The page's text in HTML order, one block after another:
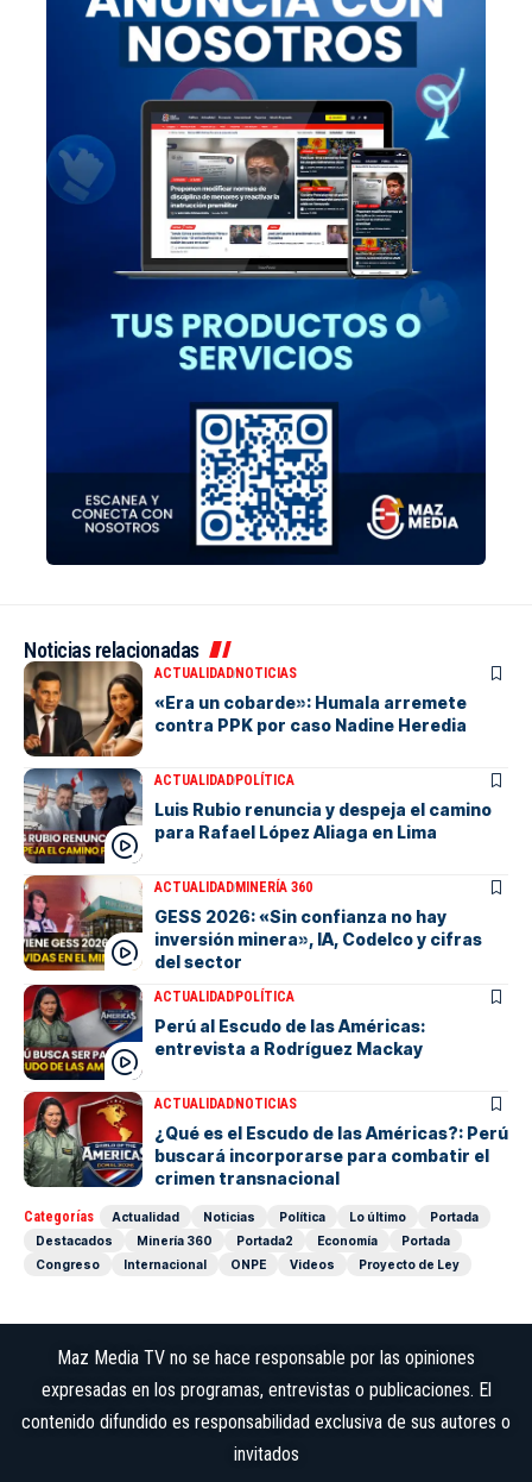
Noticias relacionadas
ACTUALIDADNOTICIAS
«Era un cobarde»: Humala arremete
contra PPK por caso Nadine Heredia
ACTUALIDADPOLÍTICA
Luis Rubio renuncia y despeja el camino
para Rafael López Aliaga en Lima
ACTUALIDADMINERÍA 360
GESS 2026: «Sin confianza no hay
inversión minera», IA, Codelco y cifras
del sector
ACTUALIDADPOLÍTICA
Perú al Escudo de las Américas:
entrevista a Rodríguez Mackay
ACTUALIDADNOTICIAS
¿Qué es el Escudo de las Américas?: Perú
buscará incorporarse para combatir el
crimen transnacional
Categorías Actualidad Noticias Política Lo último
Portada
Destacados
Minería 360 Portada2 Economía
Portada
Congreso
Internacional ONPE Videos Proyecto de Ley
Maz Media TV no se hace responsable por las opiniones
expresadas en los programas, entrevistas o publicaciones. El
contenido difundido es responsabilidad exclusiva de sus autores o
invitados